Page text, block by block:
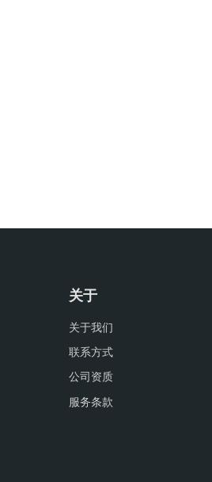
关于
关于我们
联系方式
公司资质
服务条款